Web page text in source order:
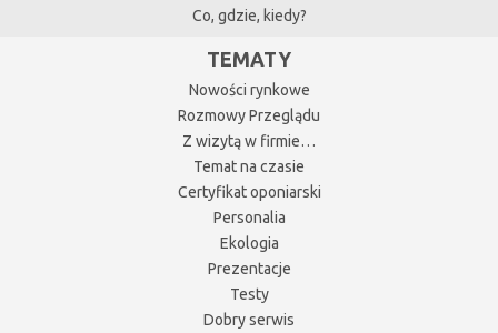
Co, gdzie, kiedy?
TEMATY
Nowości rynkowe
Rozmowy Przeglądu
Z wizytą w firmie…
Temat na czasie
Certyfikat oponiarski
Personalia
Ekologia
Prezentacje
Testy
Dobry serwis